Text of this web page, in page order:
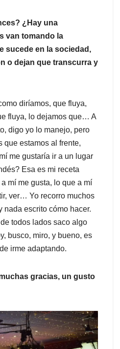
¿Hay una
van tomando la
sucede en la sociedad,
o dejan que transcurra y
diríamos, que fluya,
fluya, lo dejamos que… A
digo yo lo manejo, pero
que estamos al frente,
me gustaría ir a un lugar
Esa es mi receta
mí me gusta, lo que a mí
ver… Yo recorro muchos
nada escrito cómo hacer.
todos lados saco algo
busco, miro, y bueno, es
irme adaptando.
gracias, un gusto